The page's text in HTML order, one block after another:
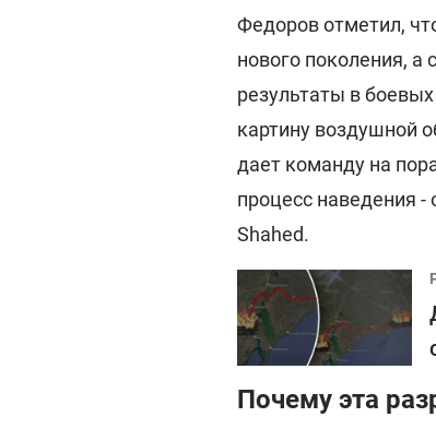
Федоров отметил,
нового поколения, а
результаты в
картину воздушной
дает команду на
процесс наведения -
Shahed.
Почему эта